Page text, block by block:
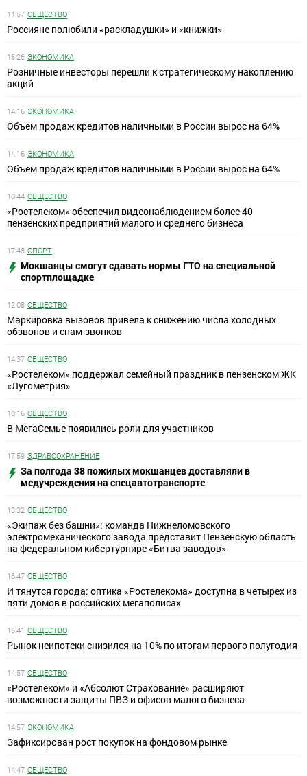
11:57 ОБЩЕСТВО
Россияне полюбили «раскладушки» и «книжки»
16:26 ЭКОНОМИКА
Розничные инвесторы перешли к стратегическому накоплению
акций
14:16 ЭКОНОМИКА
Объем продаж кредитов наличными в России вырос на 64%
14:16 ЭКОНОМИКА
Объем продаж кредитов наличными в России вырос на 64%
10:44 ОБЩЕСТВО
«Ростелеком» обеспечил видеонаблюдением более 40
пензенских предприятий малого и среднего бизнеса
17:48 СПОРТ
Мокшанцы смогут сдавать нормы ГТО на специальной
спортплощадке
12:08 ОБЩЕСТВО
Маркировка вызовов привела к снижению числа холодных
обзвонов и спам-звонков
14:37 ОБЩЕСТВО
«Ростелеком» поддержал семейный праздник в пензенском ЖК
«Лугометрия»
10:16 ОБЩЕСТВО
В МегаСемье появились роли для участников
17:59 ЗДРАВООХРАНЕНИЕ
За полгода 38 пожилых мокшанцев доставляли в
медучреждения на спецавтотранспорте
13:32 ОБЩЕСТВО
«Экипаж без башни»: команда Нижнеломовского
электромеханического завода представит Пензенскую область
на федеральном кибертурнире «Битва заводов»
16:47 ОБЩЕСТВО
И тянутся города: оптика «Ростелекома» доступна в четырех из
пяти домов в российских мегаполисах
16:41 ОБЩЕСТВО
Рынок неипотеки снизился на 10% по итогам первого полугодия
14:57 ОБЩЕСТВО
«Ростелеком» и «Абсолют Страхование» расширяют
возможности защиты ПВЗ и офисов малого бизнеса
14:57 ЭКОНОМИКА
Зафиксирован рост покупок на фондовом рынке
14:47 ОБЩЕСТВО